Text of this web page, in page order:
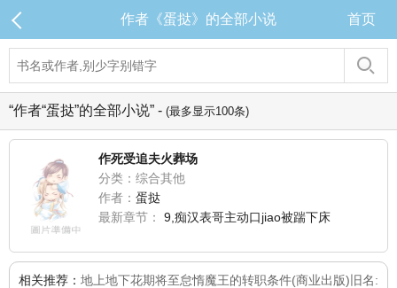
作者《蛋挞》的全部小说 首页
“作者“蛋挞”的全部小说” - (最多显示100条)
作死受追夫火葬场
分类：综合其他
作者： 蛋挞
最新章节：
9,痴汉表哥主动口jiao被踹下床
相关推荐： 地上地下花期将至怠惰魔王的转职条件(商业出版)旧名: